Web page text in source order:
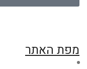
מפת האתר